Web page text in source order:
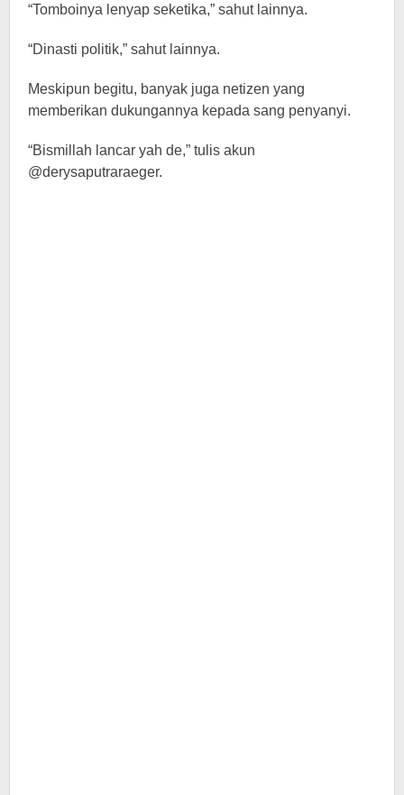
“Tomboinya lenyap seketika,” sahut lainnya.
“Dinasti politik,” sahut lainnya.
Meskipun begitu, banyak juga netizen yang
memberikan dukungannya kepada sang penyanyi.
“Bismillah lancar yah de,” tulis akun
@derysaputraraeger.